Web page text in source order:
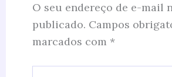
O seu endereço de e-mail
publicado. Campos
marcados com *